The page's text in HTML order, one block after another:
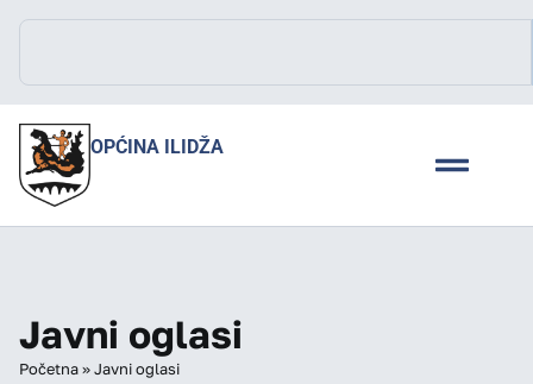
OPĆINA ILIDŽA
Javni oglasi
Početna»Javni oglasi